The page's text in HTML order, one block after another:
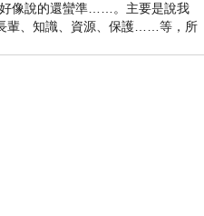
像說的還蠻準……。主要是說我
輩、知識、資源、保護……等，所